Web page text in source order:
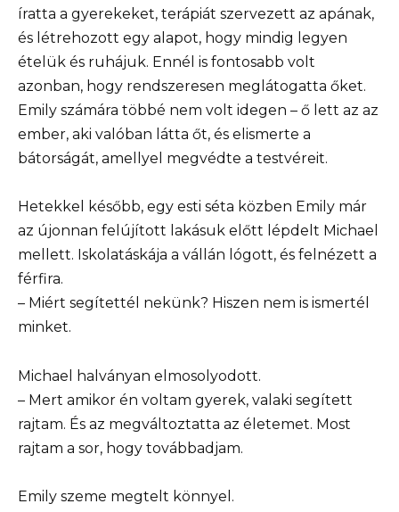
íratta a gyerekeket, terápiát szervezett az apának,
és létrehozott egy alapot, hogy mindig legyen
ételük és ruhájuk. Ennél is fontosabb volt
azonban, hogy rendszeresen meglátogatta őket.
Emily számára többé nem volt idegen – ő lett az az
ember, aki valóban látta őt, és elismerte a
bátorságát, amellyel megvédte a testvéreit.
Hetekkel később, egy esti séta közben Emily már
az újonnan felújított lakásuk előtt lépdelt Michael
mellett. Iskolatáskája a vállán lógott, és felnézett a
férfira.
– Miért segítettél nekünk? Hiszen nem is ismertél
minket.
Michael halványan elmosolyodott.
– Mert amikor én voltam gyerek, valaki segített
rajtam. És az megváltoztatta az életemet. Most
rajtam a sor, hogy továbbadjam.
Emily szeme megtelt könnyel.